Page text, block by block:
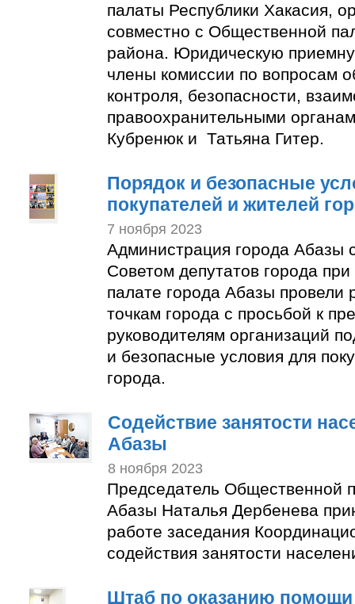
палаты Республики Хакасия,
совместно с Общественной
района. Юридическую
члены комиссии по вопросам
контроля, безопасности,
правоохранительными
Кубренюк и Татьяна Гитер.
Порядок и безопасные
покупателей и жителей
7 ноября 2023
Администрация города Абазы
Советом депутатов города
палате города Абазы провели
точкам города с просьбой к
руководителям организаций
и безопасные условия для
города.
Содействие занятости
Абазы
8 ноября 2023
Председатель Общественной
Абазы Наталья Дербенева
работе заседания
содействия занятости
Штаб по оказанию помощи